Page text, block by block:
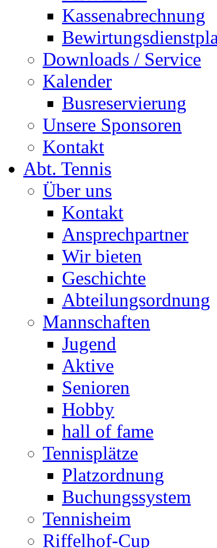
Kassenabrechnung
Downloads / Service
Kalender
Busreservierung
Unsere Sponsoren
Kontakt
Abt. Tennis
Über uns
Kontakt
Ansprechpartner
Wir bieten
Geschichte
Abteilungsordnung
Mannschaften
Jugend
Aktive
Senioren
Hobby
hall of fame
Tennisplätze
Platzordnung
Buchungssystem
Tennisheim
Riffelhof-Cup